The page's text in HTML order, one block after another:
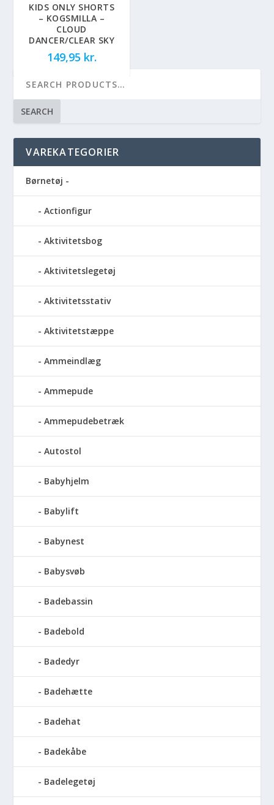
KIDS ONLY SHORTS
– KOGSMILLA –
CLOUD
DANCER/CLEAR SKY
149,95 kr.
SEARCH
VAREKATEGORIER
Børnetøj -
Actionfigur
Aktivitetsbog
Aktivitetslegetøj
Aktivitetsstativ
Aktivitetstæppe
Ammeindlæg
Ammepude
Ammepudebetræk
Autostol
Babyhjelm
Babylift
Babynest
Babysvøb
Badebassin
Badebold
Badedyr
Badehætte
Badehat
Badekåbe
Badelegetøj